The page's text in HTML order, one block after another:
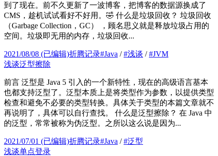
到了现在。前不久更新了一波博客，把博客的数据源换成了
CMS，趁机试试看好不好用。🤣 什么是垃圾回收？ 垃圾回收
（Garbage Collection，GC） ，顾名思义就是释放垃圾占用的
空间。垃圾即无用的内存，垃圾回收...
2021/08/08 (已编辑)折腾记录#Java /#浅谈 /#JVM
浅谈泛型擦除
前言 泛型是 Java 5 引入的一个新特性，现在的高级语言基本
也都支持泛型了。泛型本质上是将类型作为参数，以提供类型
检查和避免不必要的类型转换。具体关于类型的本篇文章就不
再说明了，具体可以自行查找。 什么是泛型擦除？ 在 Java 中
的泛型，常常被称为伪泛型。之所以这么说是因为...
2021/07/01 (已编辑)折腾记录#Java /#泛型
浅谈单点登录